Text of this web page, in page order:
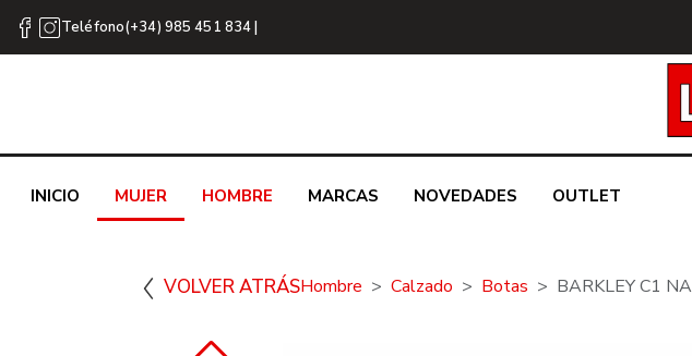
Teléfono(+34) 985 451 834 |
INICIO MUJER HOMBRE MARCAS NOVEDADES OUTLET
VOLVER ATRÁSHombre Calzado Botas BARKLEY C1